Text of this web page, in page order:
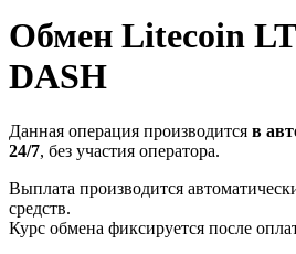
Обмен Litecoin
DASH
Данная операция производится в
24/7, без участия оператора.
Выплата производится
средств.
Курс обмена фиксируется после